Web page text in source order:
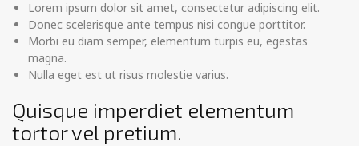
Lorem ipsum dolor sit amet, consectetur adipiscing elit.
Donec scelerisque ante tempus nisi congue porttitor.
Morbi eu diam semper, elementum turpis eu, egestas
magna.
Nulla eget est ut risus molestie varius.
Quisque imperdiet elementum
tortor vel pretium.